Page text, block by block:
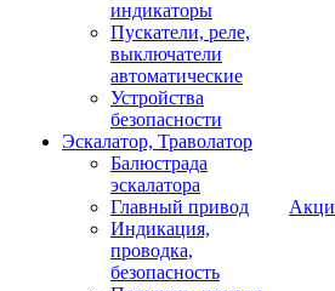
индикаторы
Пускатели, реле,
выключатели
автоматические
Устройства
безопасности
Эскалатор, Траволатор
Балюстрада
эскалатора
Главный привод
Индикация,
проводка,
безопасность